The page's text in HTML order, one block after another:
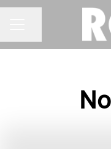
Partager la page